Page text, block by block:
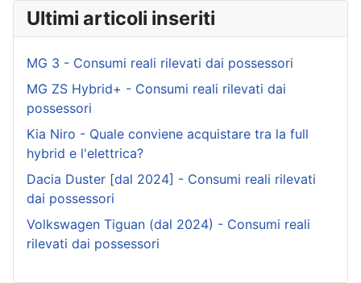
Ultimi articoli inseriti
MG 3 - Consumi reali rilevati dai possessori
MG ZS Hybrid+ - Consumi reali rilevati dai
possessori
Kia Niro - Quale conviene acquistare tra la full
hybrid e l'elettrica?
Dacia Duster [dal 2024] - Consumi reali rilevati
dai possessori
Volkswagen Tiguan (dal 2024) - Consumi reali
rilevati dai possessori